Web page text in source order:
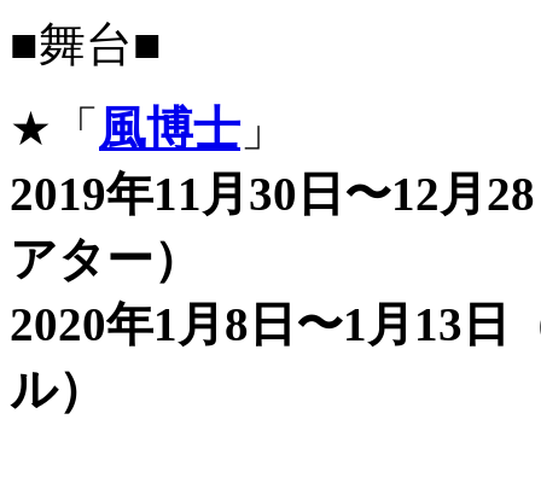
■舞台■
★「 風博士 」
2019年11月30日〜12月
アター）
2020年1月8日〜1月13
ル）